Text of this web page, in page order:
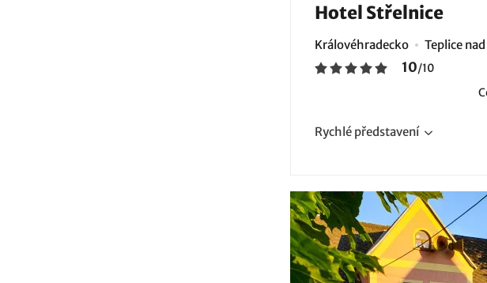
Hotel Střelnice
Královéhradecko Teplice
10/10
Rychlé představení